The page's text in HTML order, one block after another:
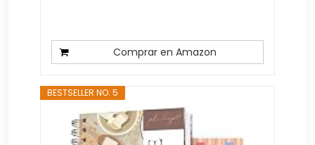
Comprar en Amazon
BESTSELLER NO. 5